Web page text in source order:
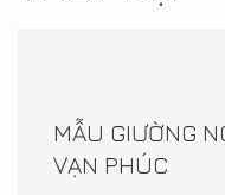
MẪU GIƯỜNG
VẠN PHÚC